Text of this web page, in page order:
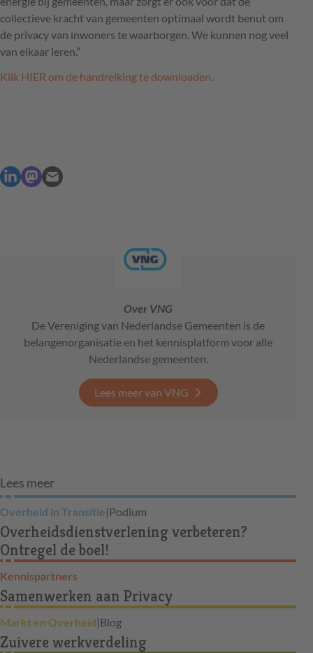
collectieve kracht van gemeenten optimaal wordt benut om
de privacy van inwoners te waarborgen. We kunnen nog veel
van elkaar leren.”
Klik HIER om de handreiking te downloaden.
Over VNG
De Vereniging van Nederlandse Gemeenten is de
belangenorganisatie en het kennisplatform voor alle
Nederlandse gemeenten.
Lees meer van VNG
Lees meer
Overheid in Transitie|Podium
Overheidsdienstverlening verbeteren?
Ontregel de boel!
Kennispartners
Samenwerken aan Privacy
Markt en Overheid|Blog
Zuivere werkverdeling